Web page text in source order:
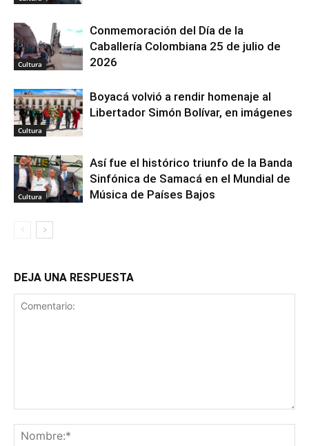
Cultura
Conmemoración del Día de la
Caballería Colombiana 25 de julio de
2026
Cultura
Boyacá volvió a rendir homenaje al
Libertador Simón Bolívar, en imágenes
Cultura
Así fue el histórico triunfo de la Banda
Sinfónica de Samacá en el Mundial de
Música de Países Bajos
DEJA UNA RESPUESTA